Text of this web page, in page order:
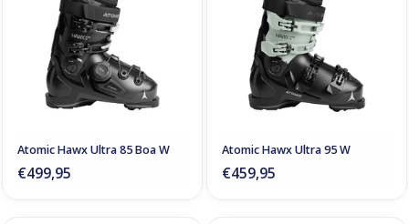
Atomic Hawx Ultra 85 Boa W
€499,95
Atomic Hawx Ultra 95 W
€459,95